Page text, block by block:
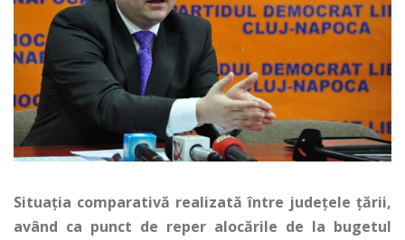
Situația comparativă realizată între județele țării,
având ca punct de reper alocările de la bugetul